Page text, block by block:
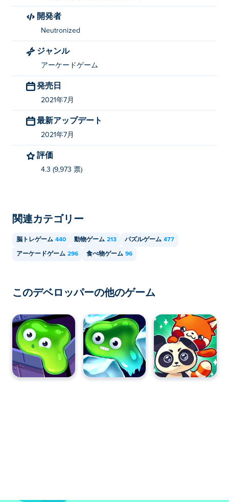
開発者
Neutronized
ジャンル
アーケードゲーム
発売日
2021年7月
最新アップデート
2021年7月
評価
4.3 (9,973 票)
関連カテゴリー
脳トレゲーム 440 動物ゲーム 213 パズルゲーム 477
アーケードゲーム 296 食べ物ゲーム 96
このデベロッパーの他のゲーム